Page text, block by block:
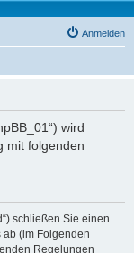
Anmelden
wird
mit folgenden
schließen Sie einen
ab (im Folgenden
Regelungen